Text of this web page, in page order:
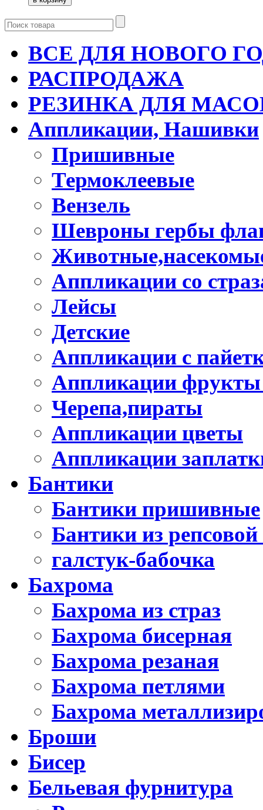
ВСЕ ДЛЯ НОВОГО
РАСПРОДАЖА
РЕЗИНКА ДЛЯ
Аппликации, Нашивки
Пришивные
Термоклеевые
Вензель
Шевроны гербы
Аппликации со
Лейсы
Детские
Аппликации с
Аппликации
Черепа,пираты
Аппликации цветы
Аппликации
Бантики
Бантики пришивные
Бантики из
галстук-бабочка
Бахрома
Бахрома из страз
Бахрома бисерная
Бахрома резаная
Бахрома петлями
Бахрома
Броши
Бисер
Бельевая фурнитура